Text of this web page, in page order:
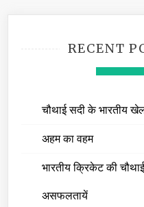
RECENT
चौथाई सदी के भारतीय
अहम का वहम
भारतीय क्रिकेट की
असफलतायें